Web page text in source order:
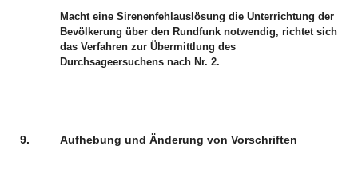
Macht eine Sirenenfehlauslösung die Unterrichtung der
Bevölkerung über den Rundfunk notwendig, richtet sich
das Verfahren zur Übermittlung des
Durchsageersuchens nach Nr. 2.
9. Aufhebung und Änderung von Vorschriften